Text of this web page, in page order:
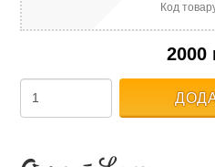
Код
2000